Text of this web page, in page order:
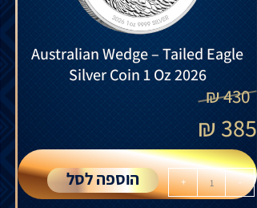
Australian Wedge – Tailed Eagle
Silver Coin 1 Oz 2026
430
₪
385
₪
-
+ הוספה לסל